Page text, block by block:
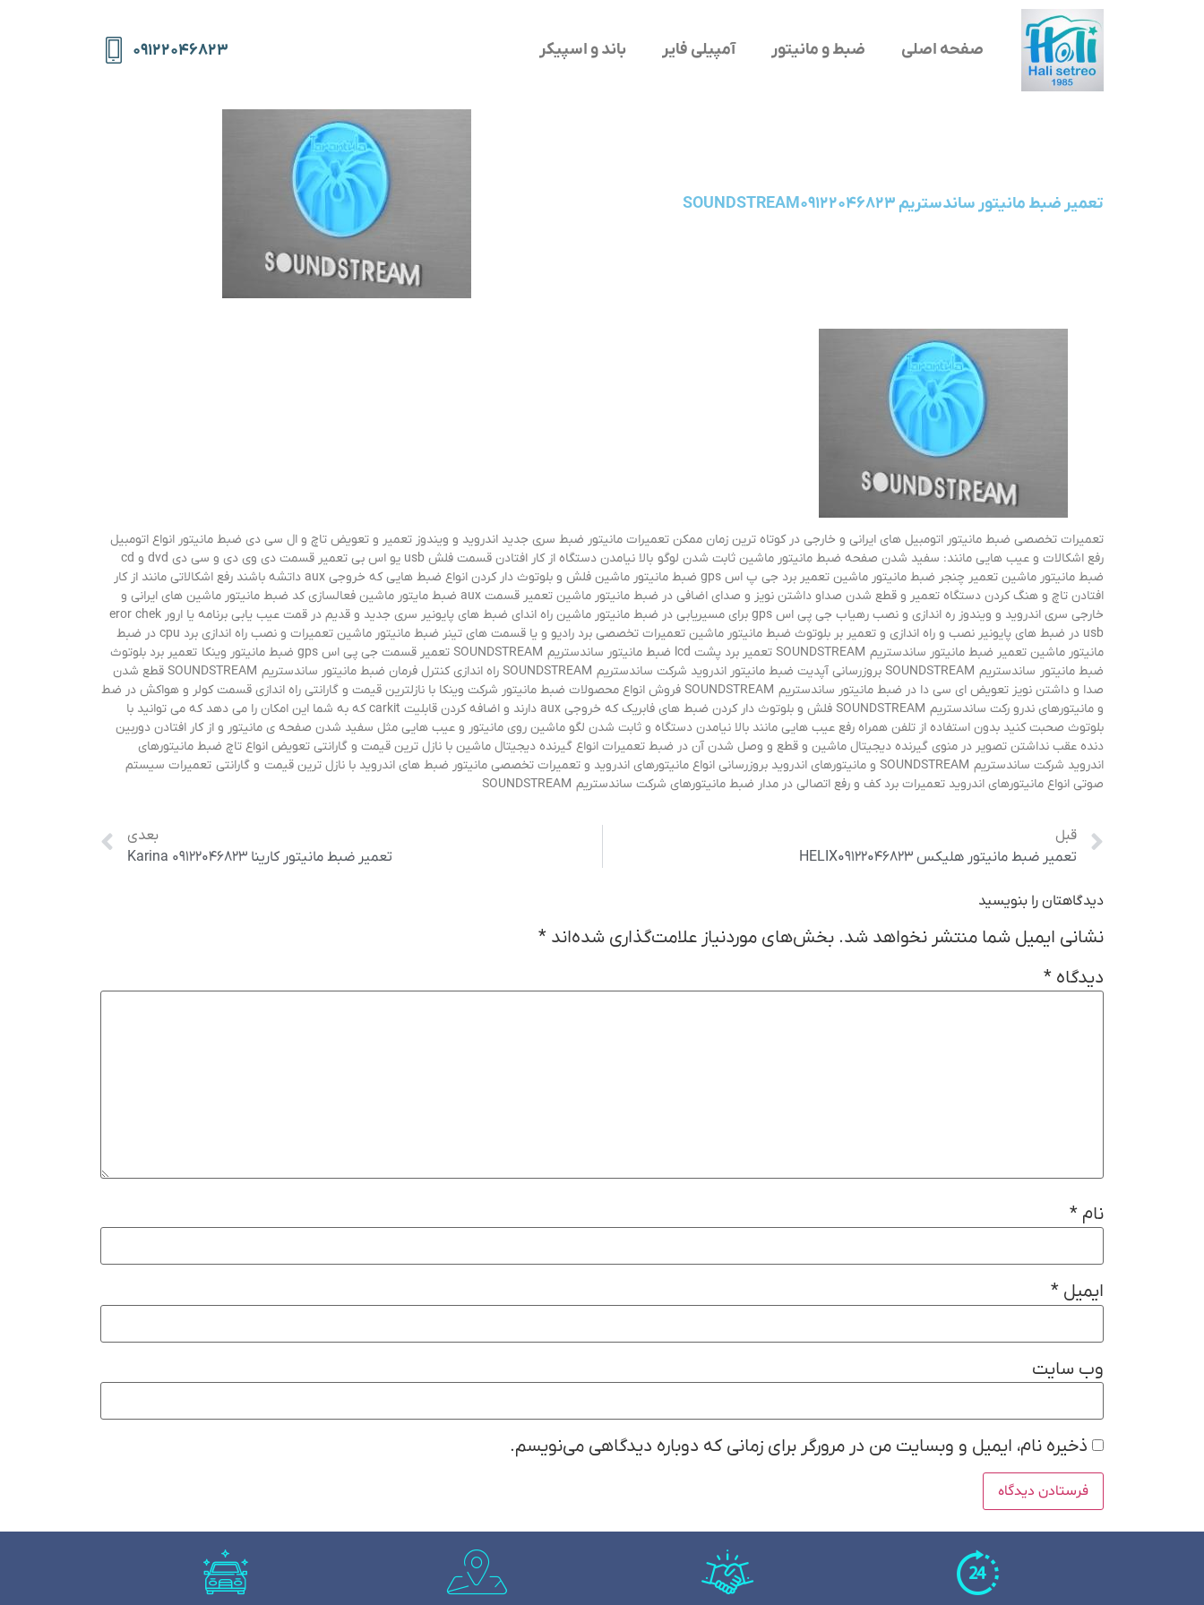
صفحه اصلی ضبط و مانیتور آمپیلی فایر باند و اسپیکر ۰۹۱۲۲۰۴۶۸۲۳
تعمیر ضبط مانیتور ساندستریم SOUNDSTREAM۰۹۱۲۲۰۴۶۸۲۳
تعمیرات تخصصی ضبط مانیتور اتومبیل های ایرانی و خارجی در کوتاه ترین زمان ممکن تعمیرات مانیتور ضبط سری جدید اندروید و ویندوز تعمیر و تعویض تاچ و ال سی دی ضبط مانیتور انواع اتومبیل
رفع اشکالات و عیب هایی مانند: سفید شدن صفحه ضبط مانیتور ماشین ثابت شدن لوگو بالا نیامدن دستگاه از کار افتادن قسمت فلش usb یو اس بی تعمیر قسمت دی وی دی و سی دی dvd و cd
ضبط مانیتور ماشین تعمیر چنجر ضبط مانیتور ماشین تعمیر برد جی پ اس gps ضبط مانیتور ماشین فلش و بلوتوث دار کردن انواع ضبط هایی که خروجی aux داتشه باشند رفع اشکالاتی مانند از کار
افتادن تاچ و هنگ کردن دستگاه تعمیر و قطع شدن صداو داشتن نویز و صدای اضافی در ضبط مانیتور ماشین تعمیر قسمت aux ضبط مایتور ماشین فعالسازی کد ضبط مانیتور ماشین های ایرانی و
خارجی سری اندروید و ویندوز ره اندازی و نصب رهیاب جی پی اس gps برای مسیریابی در ضبط مانیتور ماشین راه اندای ضبط های پایونیر سری جدید و قدیم در قمت عیب یابی برنامه یا ارور eror chek
usb در ضبط های پایونیر نصب و راه اندازی و تعمیر بر بلوتوث ضبط مانیتور ماشین تعمیرات تخصصی برد رادیو و یا قسمت های تینر ضبط مانیتور ماشین تعمیرات و نصب راه اندازی برد cpu در ضبط
مانیتور ماشین تعمیر ضبط مانیتور ساندستریم SOUNDSTREAM تعمیر برد پشت lcd ضبط مانیتور ساندستریم SOUNDSTREAM تعمیر قسمت جی پی اس gps ضبط مانیتور وینکا تعمیر برد بلوتوث
ضبط مانیتور ساندستریم SOUNDSTREAM بروزرسانی آپدیت ضبط مانیتور اندروید شرکت ساندستریم SOUNDSTREAM راه اندازی کنترل فرمان ضبط مانیتور
ساندستریم
SOUNDSTREAM قطع شدن
صدا و داشتن نویز تعویض ای سی دا در ضبط مانیتور ساندستریم SOUNDSTREAM فروش انواع محصولات ضبط مانیتور شرکت وینکا با نازلترین قیمت و گارانتی راه اندازی قسمت کولر و هواکش در ضط
و مانیتورهای ندرو رکت ساندستریم SOUNDSTREAM فلش و بلوتوث دار کردن ضبط های فابریک که خروجی aux دارند و اضافه کردن قابلیت carkit که به شما این امکان را می دهد که می توانید با
بلوتوث صحبت کنید بدون استفاده از تلفن همراه رفع عیب هایی مانند بالا نیامدن دستگاه و ثابت شدن لگو ماشین روی مانیتور و عیب هایی مثل سفید شدن صفحه ی مانیتور و از کار افتادن دوربین
دنده عقب نداشتن تصویر در منوی گیرنده دیجیتال ماشین و قطع و وصل شدن آن در ضبط تعمیرات انواع گیرنده دیجیتال ماشین با نازل ترین قیمت و گارانتی تعویض انواع تاچ ضبط مانیتورهای
اندروید شرکت ساندستریم SOUNDSTREAM و مانیتورهای اندروید بروزرسانی انواع مانیتورهای اندروید و تعمیرات تخصصی مانیتور ضبط های اندروید با نازل ترین قیمت و گارانتی تعمیرات سیستم
صوتی انواع مانیتورهای اندروید تعمیرات برد کف و رفع اتصالی در مدار ضبط مانیتورهای شرکت ساندستریم SOUNDSTREAM
قبل
تعمیر ضبط مانیتور هلیکس HELIX۰۹۱۲۲۰۴۶۸۲۳
بعدی
تعمیر ضبط مانیتور کارینا Karina ۰۹۱۲۲۰۴۶۸۲۳
دیدگاهتان را بنویسید
نشانی ایمیل شما منتشر نخواهد شد. بخش‌های موردنیاز علامت‌گذاری شده‌اند *
دیدگاه *
نام *
ایمیل *
وب‌ سایت
ذخیره نام، ایمیل و وبسایت من در مرورگر برای زمانی که دوباره دیدگاهی می‌نویسم.